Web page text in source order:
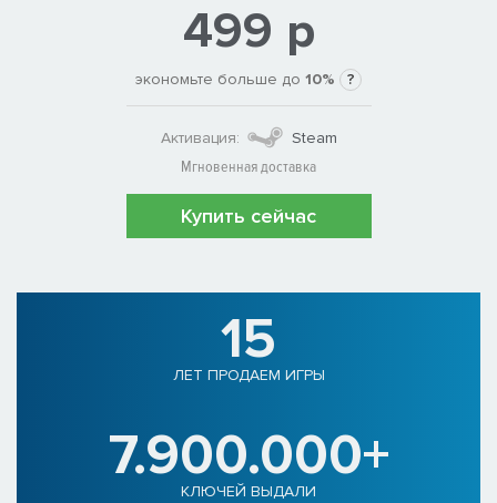
499 р
экономьте больше до 10% ?
Активация:
Steam
Мгновенная доставка
Купить сейчас
15
ЛЕТ ПРОДАЕМ ИГРЫ
7.900.000+
КЛЮЧЕЙ ВЫДАЛИ